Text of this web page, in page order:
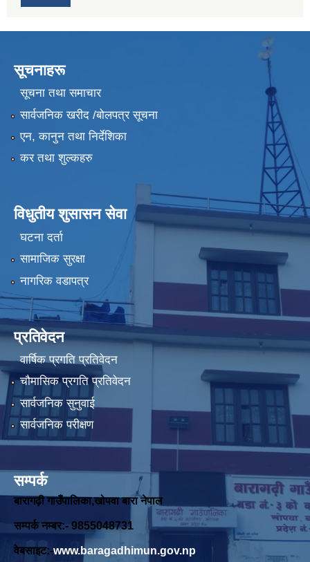
सूचनाहरू
सूचना तथा समाचार
सार्वजनिक खरीद /बोलपत्र सूचना
एन, कानुन तथा निर्देशिका
कर तथा शुल्कहरु
विधुतीय शुसासन सेवा
घटना दर्ता
सामाजिक सुरक्षा
नागरिक वडापत्र
प्रतिवेदन
वार्षिक प्रगति प्रतिवेदन
चौमासिक प्रगति प्रतिवेदन
सार्वजनिक सुनुवाई
सार्वजनिक परीक्षण
सम्पर्क
बारागढ़ी गाउँपालिका,खोपवा बारा नेपाल
सम्पर्क नम्बर:- 9855048731
वेबसाइट:-www.baragadhimun.gov.np